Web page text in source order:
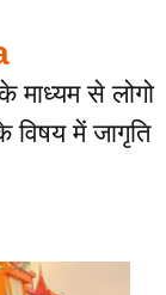
से लोगो
में जागृति